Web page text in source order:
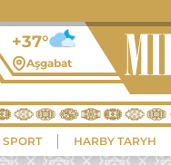
+37°
Aşgabat
SPORT HARBY TARYH